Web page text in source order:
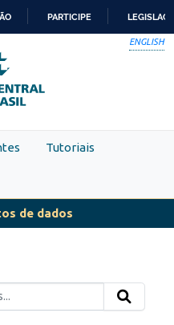
PARTICIPE
ENGLISH
Tutoriais
de dados